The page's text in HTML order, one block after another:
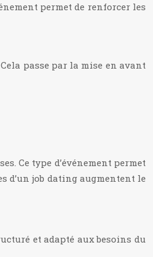
permet de renforcer les
passe par la mise en avant
Ce type d’événement permet
d’un job dating augmentent le
et adapté aux besoins du